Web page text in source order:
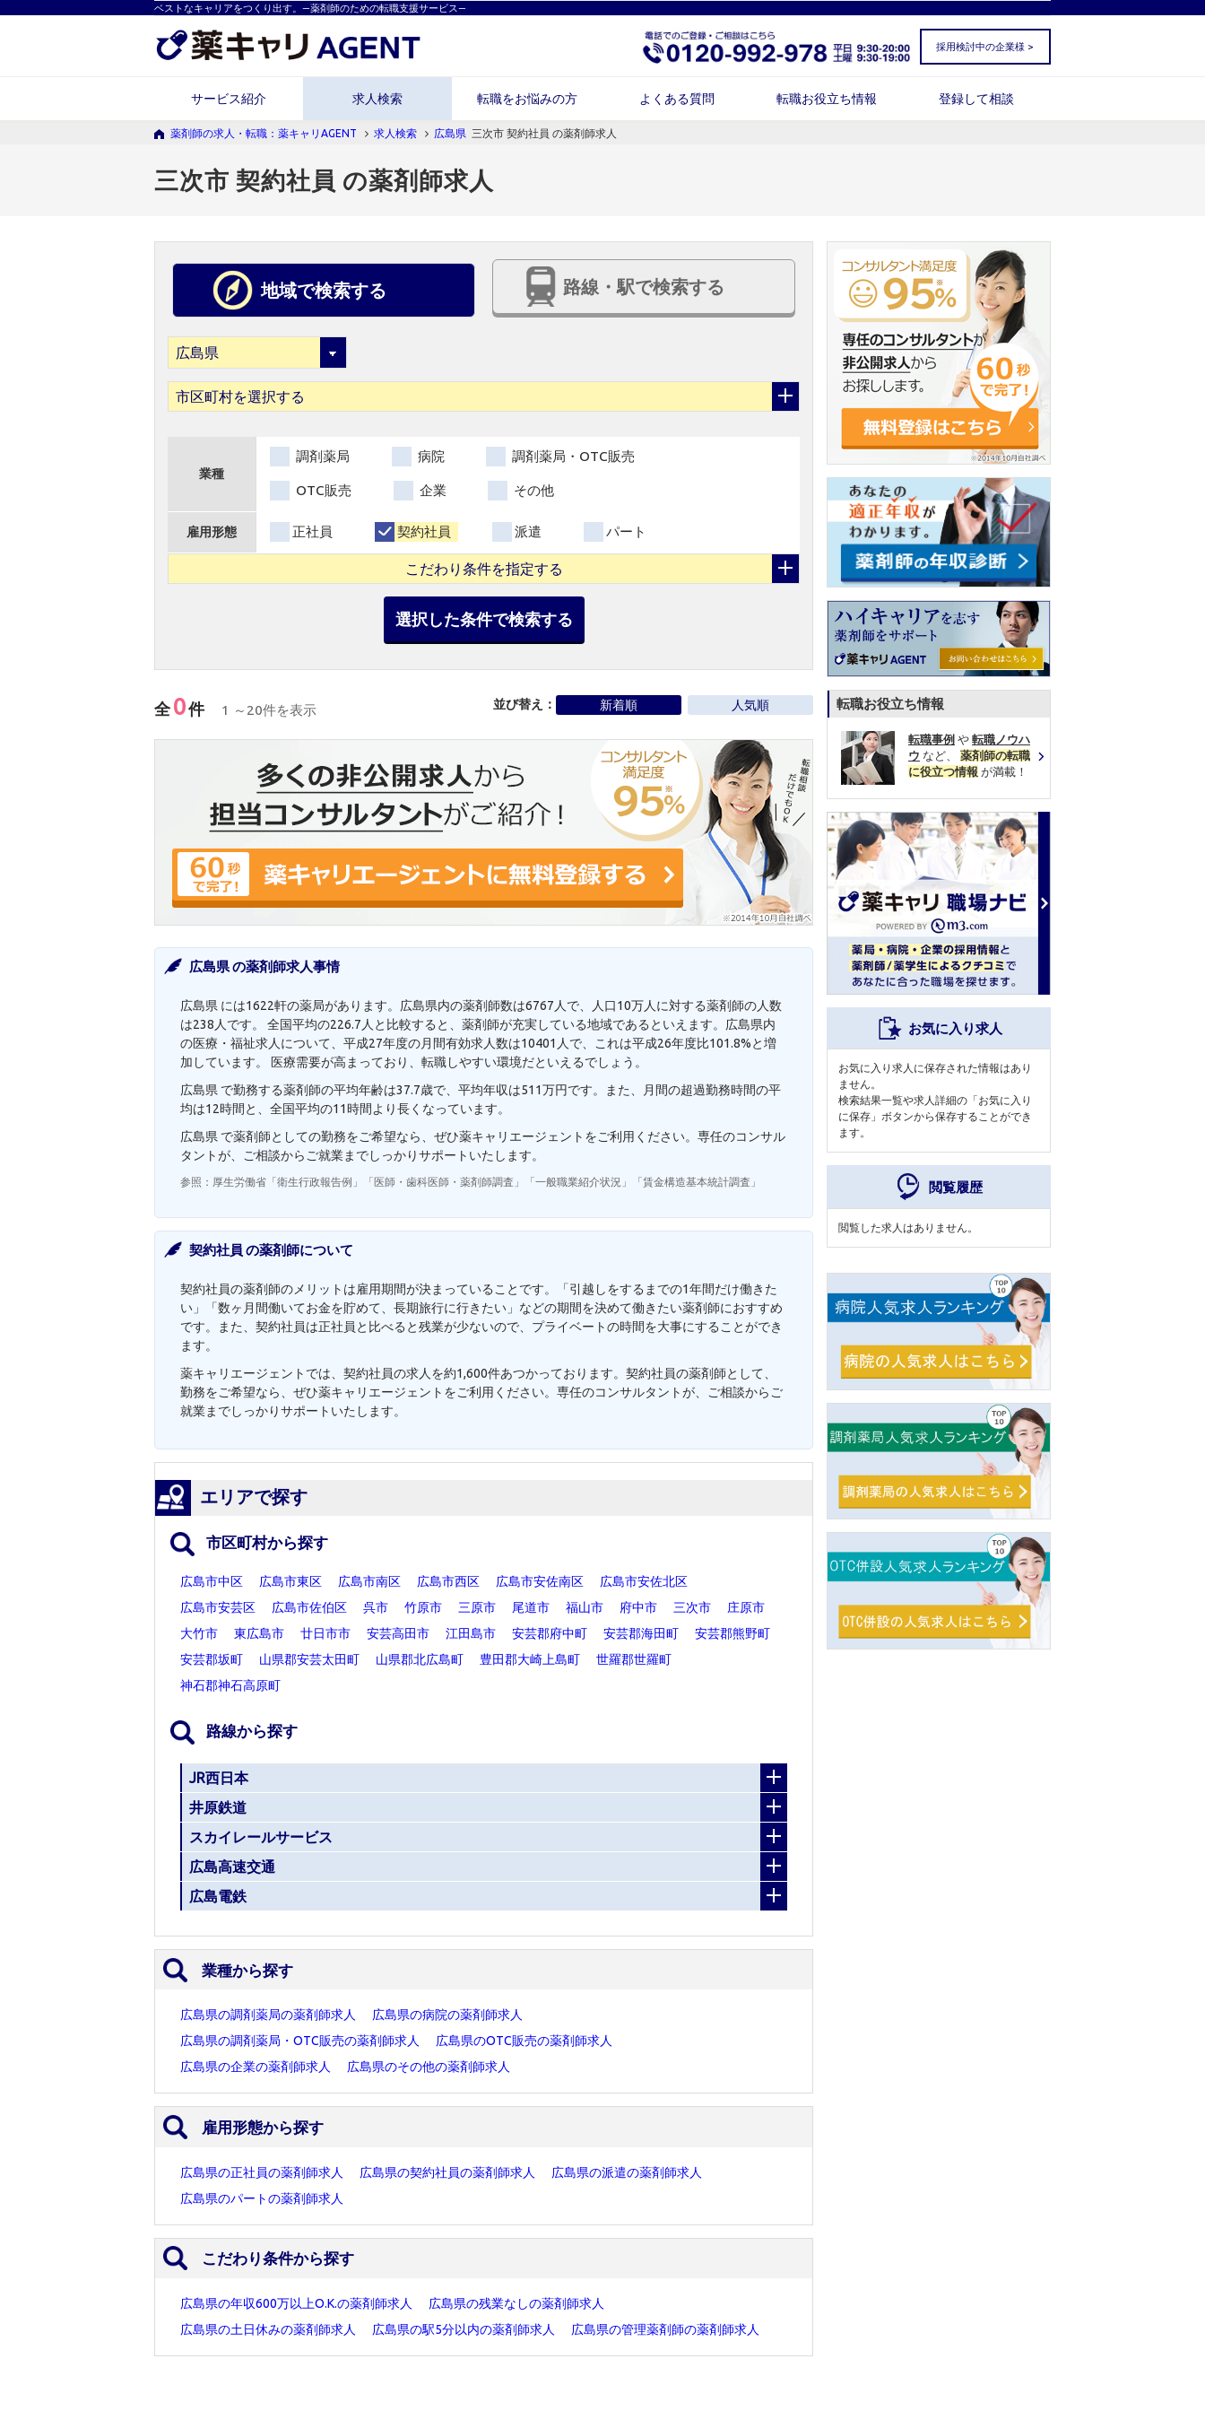
ベストなキャリアをつくり出す。―薬剤師のための転職支援サービス―
採用検討中の企業様 >
サービス紹介 求人検索 転職をお悩みの方 よくある質問 転職お役立ち情報 登録して相談
薬剤師の求人・転職：薬キャリAGENT 求人検索 広島県 三次市 契約社員 の薬剤師求人
三次市 契約社員 の薬剤師求人
地域で検索する 路線・駅で検索する
市区町村を選択する
業種
調剤薬局 病院 調剤薬局・OTC販売
OTC販売 企業 その他
雇用形態 正社員 契約社員 派遣 パート
こだわり条件を指定する
選択した条件で検索する
全 0件 1 ～20件を表示 並び替え： 新着順 人気順
広島県 の薬剤師求人事情
広島県 には1622軒の薬局があります。広島県内の薬剤師数は6767人で、人口10万人に対する薬剤師の人数
は238人です。 全国平均の226.7人と比較すると、薬剤師が充実している地域であるといえます。広島県内
の医療・福祉求人について、平成27年度の月間有効求人数は10401人で、これは平成26年度比101.8%と増
加しています。 医療需要が高まっており、転職しやすい環境だといえるでしょう。
広島県 で勤務する薬剤師の平均年齢は37.7歳で、平均年収は511万円です。また、月間の超過勤務時間の平
均は12時間と、全国平均の11時間より長くなっています。
広島県 で薬剤師としての勤務をご希望なら、ぜひ薬キャリエージェントをご利用ください。専任のコンサル
タントが、ご相談からご就業までしっかりサポートいたします。
参照：厚生労働省「衛生行政報告例」「医師・歯科医師・薬剤師調査」「一般職業紹介状況」「賃金構造基本統計調査」
契約社員 の薬剤師について
契約社員の薬剤師のメリットは雇用期間が決まっていることです。「引越しをするまでの1年間だけ働きた
い」「数ヶ月間働いてお金を貯めて、長期旅行に行きたい」などの期間を決めて働きたい薬剤師におすすめ
です。また、契約社員は正社員と比べると残業が少ないので、プライベートの時間を大事にすることができ
ます。
薬キャリエージェントでは、契約社員の求人を約1,600件あつかっております。契約社員の薬剤師として、
勤務をご希望なら、ぜひ薬キャリエージェントをご利用ください。専任のコンサルタントが、ご相談からご
就業までしっかりサポートいたします。
エリアで探す
市区町村から探す
広島市中区 広島市東区 広島市南区 広島市西区 広島市安佐南区
広島市安佐北区
広島市安芸区
広島市佐伯区 呉市 竹原市 三原市 尾道市 福山市 府中市 三次市
庄原市
大竹市
東広島市 廿日市市 安芸高田市 江田島市 安芸郡府中町 安芸郡海田町
安芸郡熊野町
安芸郡坂町
山県郡安芸太田町 山県郡北広島町 豊田郡大崎上島町
世羅郡世羅町
神石郡神石高原町
路線から探す
JR西日本
井原鉄道
スカイレールサービス
広島高速交通
広島電鉄
業種から探す
広島県の調剤薬局の薬剤師求人
広島県の病院の薬剤師求人
広島県の調剤薬局・OTC販売の薬剤師求人
広島県のOTC販売の薬剤師求人
広島県の企業の薬剤師求人
広島県のその他の薬剤師求人
雇用形態から探す
広島県の正社員の薬剤師求人 広島県の契約社員の薬剤師求人
広島県の派遣の薬剤師求人
広島県のパートの薬剤師求人
こだわり条件から探す
広島県の年収600万以上O.K.の薬剤師求人
広島県の残業なしの薬剤師求人
広島県の土日休みの薬剤師求人
広島県の駅5分以内の薬剤師求人 広島県の管理薬剤師の薬剤師求人
転職お役立ち情報
転職事例 や 転職ノウハ
ウ など、 薬剤師の転職
に役立つ情報 が満載！
お気に入り求人
お気に入り求人に保存された情報はあり
ません。
検索結果一覧や求人詳細の「お気に入り
に保存」ボタンから保存することができ
ます。
閲覧履歴
閲覧した求人はありません。